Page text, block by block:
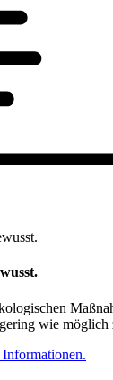
wie möglich